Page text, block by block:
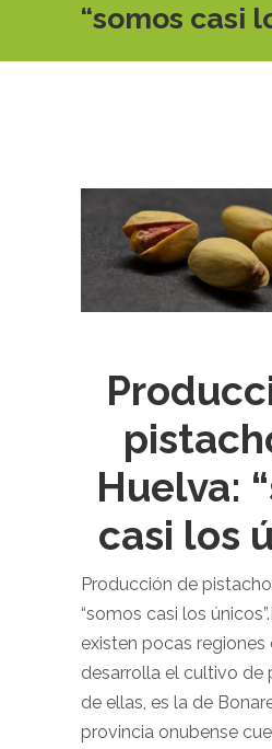
“somos casi
Huelva:
casi los
Producción de
“somos casi los
existen pocas regiones
desarrolla el cultivo de
de ellas, es la de
provincia onubense